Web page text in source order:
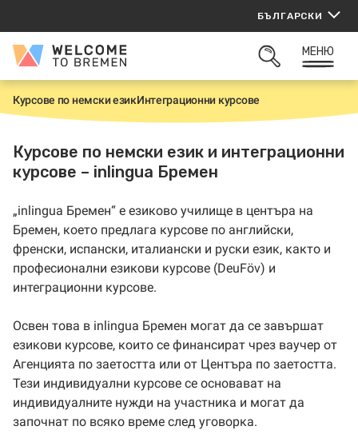
съдържанието
БЪЛГАРСКИ
Welcome
ОТВОРИ
МЕНЮ
Н
а
а
л
о
Курсове по немски езикИнтеграционни курсове
Курсове по немски език и интеграционни
курсове – inlingua Бремен
„inlingua Бремен“ е езиково училище в центъра на
Бремен, което предлага курсове по английски,
френски, испански, италиански и руски език, както и
професионални езикови курсове (DeuFöv) и
интеграционни курсове.
Освен това в inlingua Бремен могат да се завършат
езикови курсове, които се финансират чрез ваучер от
Агенцията по заетостта или от Центъра по заетостта.
Тези индивидуални курсове се основават на
индивидуалните нужди на участника и могат да
започнат по всяко време след уговорка.